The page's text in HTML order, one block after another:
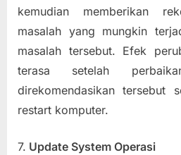
kemudian memberikan
masalah yang mungkin
masalah tersebut. Efek
terasa setelah
direkomendasikan tersebut
restart komputer.
7. Update System Operasi